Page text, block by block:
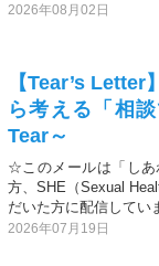
2026年08月02日
【Tear’s
ら考える「相
Tear～
☆このメールは「しあ
方、SHE（Sexual
だいた方に配信してい
2026年07月19日